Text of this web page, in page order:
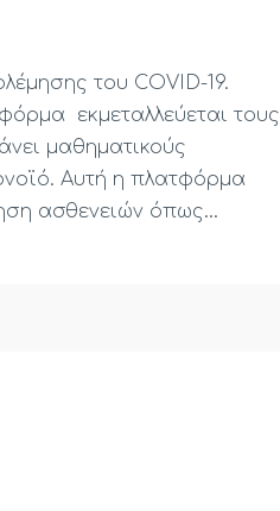
του COVID-19.
εκμεταλλεύεται τους
μαθηματικούς
Αυτή η πλατφόρμα
ασθενειών όπως…